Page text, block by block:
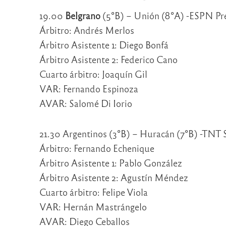
19.00 Belgrano(5°B) – Unión (8°A) -ESPN
Árbitro: Andrés Merlos
Árbitro Asistente 1: Diego Bonfá
Árbitro Asistente 2: Federico Cano
Cuarto árbitro: Joaquín Gil
VAR: Fernando Espinoza
AVAR: Salomé Di Iorio
21.30 Argentinos (3°B) – Huracán (7°B) -TNT
Árbitro: Fernando Echenique
Árbitro Asistente 1: Pablo González
Árbitro Asistente 2: Agustín Méndez
Cuarto árbitro: Felipe Viola
VAR: Hernán Mastrángelo
AVAR: Diego Ceballos